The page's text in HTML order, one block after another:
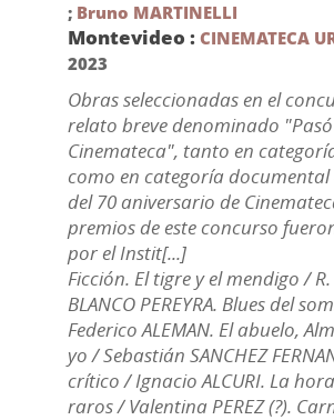
; Bruno MARTINELLI
Montevideo : CINEMATECA
2023
Obras seleccionadas en el
relato breve denominado
Cinemateca", tanto en
como en categoría documental
del 70 aniversario de
premios de este concurso
por el Instit[...]
Ficción. El tigre y el mendigo /
BLANCO PEREYRA. Blues del
Federico ALEMAN. El abuelo,
yo / Sebastián SANCHEZ
crítico / Ignacio ALCURI. La
raros / Valentina PEREZ (?).